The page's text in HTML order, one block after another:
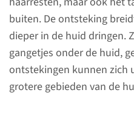
buiten. De ontsteking
dieper in de huid dringen.
gangetjes onder de huid,
ontstekingen kunnen zich
grotere gebieden van de
Contact
Polikliniek